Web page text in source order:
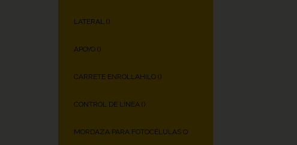
LATERAL ()
APOYO ()
CARRETE ENROLLAHILO ()
CONTROL DE LÍNEA ()
MORDAZA PARA FOTOCÉLULAS O